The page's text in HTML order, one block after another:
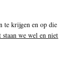
te krijgen en op die
staan we wel en niet